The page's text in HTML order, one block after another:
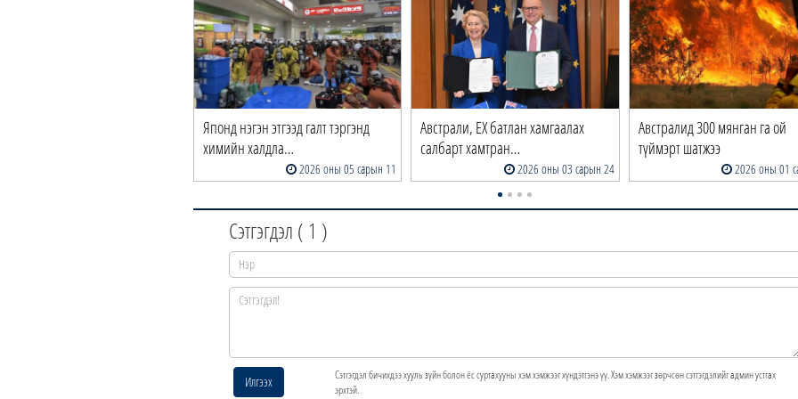
Японд нэгэн этгээд галт тэргэнд
химийн халдла…
2026 оны 05 сарын 11
Австрали, ЕХ батлан хамгаалах
салбарт хамтран…
2026 оны 03 сарын 24
Австралид 300 мянган га ой
түймэрт шатжээ
2026 оны 01
Сэтгэгдэл ( 1 )
Илгээх
Сэтгэгдэл бичихдээ хууль зүйн болон ёс суртахууны хэм хэмжээг хүндэтгэнэ үү. Хэм хэмжээг зөрчсөн сэтгэгдэлийг админ устгах
эрхтэй.